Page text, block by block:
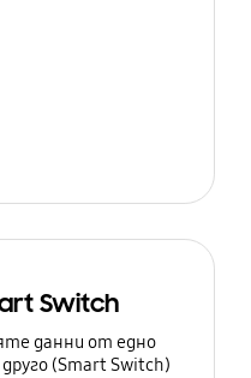
Switch
данни от едно
(Smart Switch)